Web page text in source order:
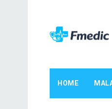
HOME